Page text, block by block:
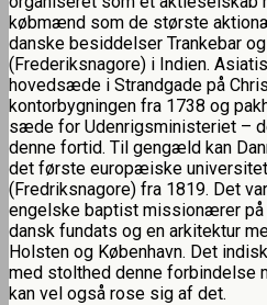
købmænd som de største
danske besiddelser Trankebar
(Frederiksnagore) i Indien.
hovedsæde i Strandgade på
kontorbygningen fra 1738 og
sæde for Udenrigsministeriet –
denne fortid. Til gengæld kan
det første europæiske
(Fredriksnagore) fra 1819. Det
engelske baptist missionærer på
dansk fundats og en arkitektur
Holsten og København. Det
med stolthed denne forbindelse
kan vel også rose sig af det.